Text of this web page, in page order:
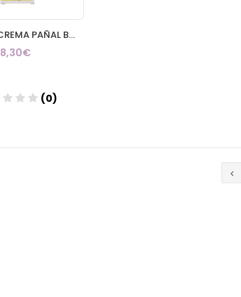
WELEDA CREMA PAÑAL BEBE CALENDULA 1 TUBO 75 ml
8,30€
(0)